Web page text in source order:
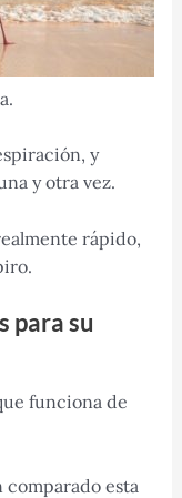
y
y otra vez.
rápido,
para su
funciona de
esta